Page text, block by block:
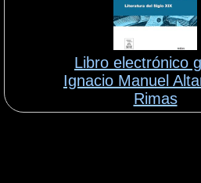
Libro electrónico
Ignacio Manuel
Rimas